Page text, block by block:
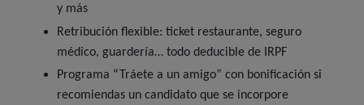
y más
Retribución flexible: ticket restaurante, seguro
médico, guardería… todo deducible de IRPF
Programa “Tráete a un amigo” con bonificación si
recomiendas un candidato que se incorpore